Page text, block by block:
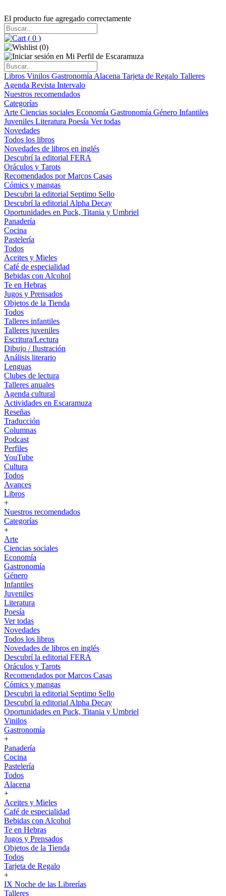
El producto fue agregado correctamente
( 0 )
(0)
Libros Vinilos Gastronomía Alacena Tarjeta de Regalo Talleres
Agenda Revista Intervalo
Nuestros recomendados
Categorías
Arte Ciencias sociales Economía Gastronomía Género Infantiles
Juveniles Literatura Poesía Ver todas
Novedades
Todos los libros
Novedades de libros en inglés
Descubrí la editorial FERA
Oráculos y Tarots
Recomendados por Marcos Casas
Cómics y mangas
Descubri la editorial Septimo Sello
Descubrí la editorial Alpha Decay
Oportunidades en Puck, Titania y Umbriel
Panadería
Cocina
Pastelería
Todos
Aceites y Mieles
Café de especialidad
Bebidas con Alcohol
Te en Hebras
Jugos y Prensados
Objetos de la Tienda
Todos
Talleres infantiles
Talleres juveniles
Escritura/Lectura
Dibujo / Ilustración
Análisis literario
Lenguas
Clubes de lectura
Talleres anuales
Agenda cultural
Actividades en Escaramuza
Reseñas
Traducción
Columnas
Podcast
Perfiles
YouTube
Cultura
Todos
Avances
Libros
+
Nuestros recomendados
Categorías
+
Arte
Ciencias sociales
Economía
Gastronomía
Género
Infantiles
Juveniles
Literatura
Poesía
Ver todas
Novedades
Todos los libros
Novedades de libros en inglés
Descubrí la editorial FERA
Oráculos y Tarots
Recomendados por Marcos Casas
Cómics y mangas
Descubri la editorial Septimo Sello
Descubrí la editorial Alpha Decay
Oportunidades en Puck, Titania y Umbriel
Vinilos
Gastronomía
+
Panadería
Cocina
Pastelería
Todos
Alacena
+
Aceites y Mieles
Café de especialidad
Bebidas con Alcohol
Te en Hebras
Jugos y Prensados
Objetos de la Tienda
Todos
Tarjeta de Regalo
+
IX Noche de las Librerías
Talleres